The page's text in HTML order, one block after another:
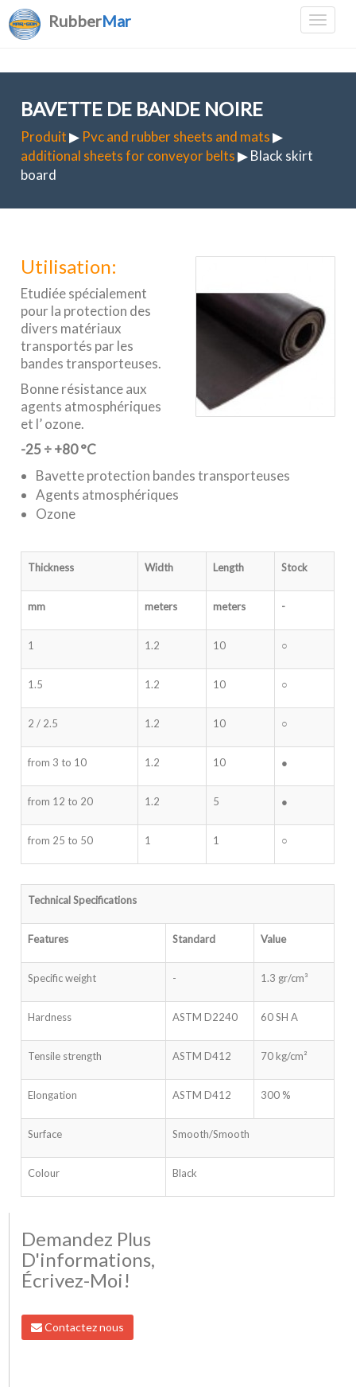
RubberMar
BAVETTE DE BANDE NOIRE
Produit▶ Pvc and rubber sheets and mats▶
additional sheets for conveyor belts▶ Black skirt
board
Utilisation:
Etudiée spécialement
pour la protection des
divers matériaux
transportés par les
bandes transporteuses.
Bonne résistance aux
agents atmosphériques
et l’ ozone.
-25÷+80 °C
Bavette protection bandes transporteuses
Agents atmosphériques
Ozone
Thickness Width Length Stock
mm meters meters -
1 1.2 10 ○
1.5 1.2 10 ○
2 / 2.5 1.2 10 ○
from 3 to 10 1.2 10 ●
from 12 to 20 1.2 5 ●
from 25 to 50 1 1 ○
Technical Specifications
Features Standard Value
Specific weight - 1.3 gr/cm³
Hardness ASTM D2240 60 SH A
Tensile strength ASTM D412 70 kg/cm²
Elongation ASTM D412 300 %
Surface Smooth/Smooth
Colour Black
Demandez Plus
D'informations,
Écrivez-Moi!
Contactez nous